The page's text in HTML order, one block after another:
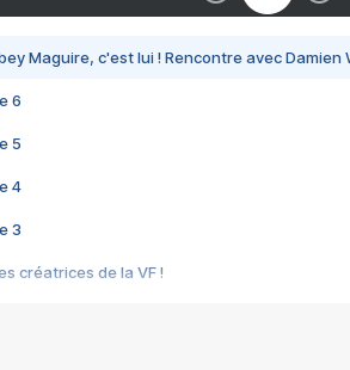
Maguire, c'est lui ! Rencontre avec Damien
6
5
4
3
créatrices de la VF !